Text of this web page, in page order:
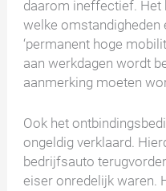
daarom ineffectief. Het
welke omstandigheden
‘permanent hoge
aan werkdagen wordt
aanmerking moeten
Ook het
ongeldig verklaard.
bedrijfsauto
eiser onredelijk waren.